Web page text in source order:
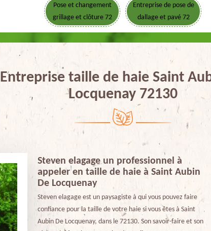
Pose et changement
grillage et clôture 72
Entreprise de pose de
dallage et pavé 72
Entreprise taille de haie Saint
Locquenay 72130
Steven elagage un professionnel à
appeler en taille de haie à Saint Aubin
De Locquenay
Steven elagage est un paysagiste à qui vous pouvez faire
confiance pour la taille de votre haie si vous êtes à Saint
Aubin De Locquenay, dans le 72130. Son savoir-faire et son